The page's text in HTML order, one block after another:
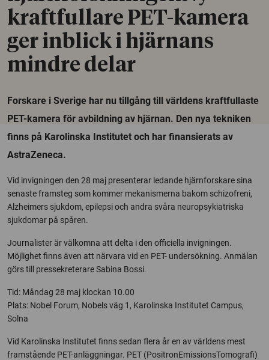
kraftfullare PET-kamera
ger inblick i hjärnans
mindre delar
Forskare i Sverige har nu tillgång till världens kraftfullaste
PET-kamera för avbildning av hjärnan. Den nya tekniken
finns på Karolinska Institutet och har finansierats av
AstraZeneca.
Vid invigningen den 28 maj presenterar ledande hjärnforskare sina
senaste framsteg som kommer mekanismerna bakom schizofreni,
Alzheimers sjukdom, epilepsi och andra svåra neuropsykiatriska
sjukdomar på spåren.
Journalister är välkomna att delta i den officiella invigningen.
Möjlighet finns även att närvara vid en PET- undersökning. Anmälan
görs till pressekreterare Sabina Bossi.
Tid: Måndag 28 maj klockan 10.00
Plats: Nobel Forum, Nobels väg 1, Karolinska Institutet Campus,
Solna
Vid Karolinska Institutet finns sedan flera år en av världens mest
framstående PET-anläggningar. PET (PositronEmissionsTomografi)